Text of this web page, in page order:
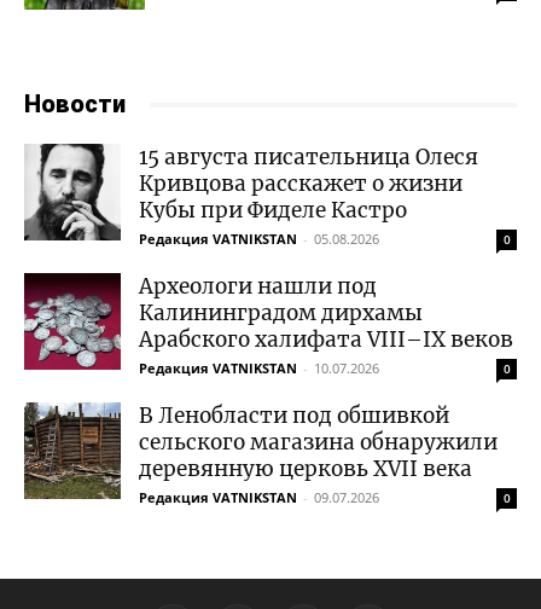
Новости
15 августа писательница Олеся
Кривцова расскажет о жизни
Кубы при Фиделе Кастро
Редакция VATNIKSTAN - 05.08.2026 0
Археологи нашли под
Калининградом дирхамы
Арабского халифата VIII–IX веков
Редакция VATNIKSTAN - 10.07.2026 0
В Ленобласти под обшивкой
сельского магазина обнаружили
деревянную церковь XVII века
Редакция VATNIKSTAN - 09.07.2026 0